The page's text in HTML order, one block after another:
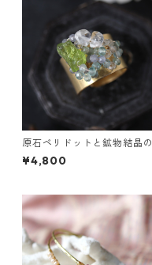
原石ペリドットと鉱物結晶の
真鍮幅広イヤーカフ
¥4,800